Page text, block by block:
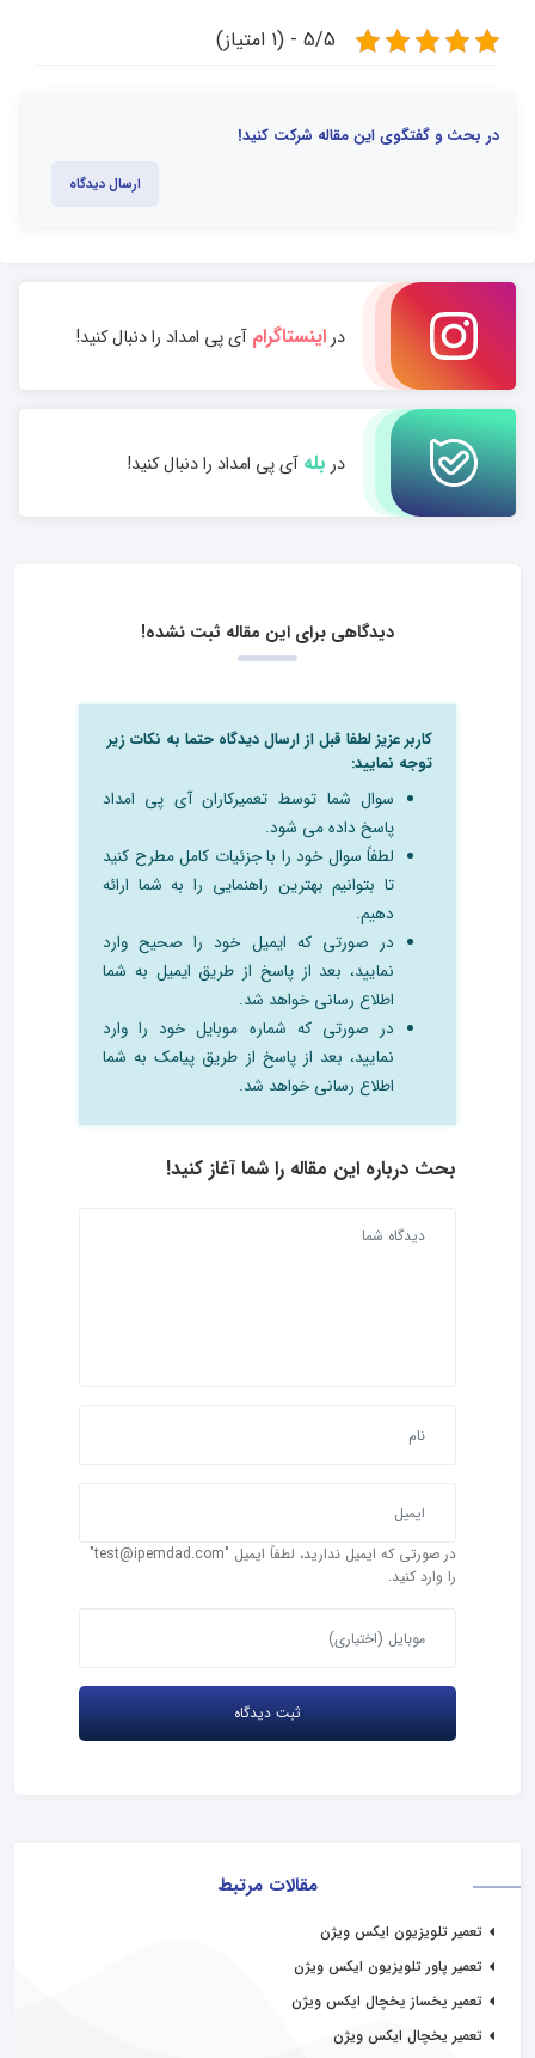
مقالات مرتبط
تعمیر تلویزیون ایکس ویژن
تعمیر پاور تلویزیون ایکس ویژن
تعمیر یخساز یخچال ایکس ویژن
تعمیر یخچال ایکس ویژن
5/5 - (1 امتیاز)
در بحث و گفتگوی این مقاله شرکت کنید!
ارسال دیدگاه
دراینستاگرامآی پی امداد را دنبال کنید!
در بلهآی پی امداد را دنبال کنید!
دیدگاهی برای این مقاله ثبت نشده!
کاربر عزیز لطفا قبل از ارسال دیدگاه حتما به نکات زیر
توجه نمایید:
سوال شما توسط تعمیرکاران آی پی امداد
پاسخ داده می شود.
لطفاً سوال خود را با جزئیات کامل مطرح کنید
تا بتوانیم بهترین راهنمایی را به شما ارائه
دهیم.
در صورتی که ایمیل خود را صحیح وارد
نمایید، بعد از پاسخ از طریق ایمیل به شما
اطلاع رسانی خواهد شد.
در صورتی که شماره موبایل خود را وارد
نمایید، بعد از پاسخ از طریق پیامک به شما
اطلاع رسانی خواهد شد.
بحث درباره این مقاله را شما آغاز کنید!
در صورتی که ایمیل ندارید، لطفاً ایمیل "test@ipemdad.com"
را وارد کنید.